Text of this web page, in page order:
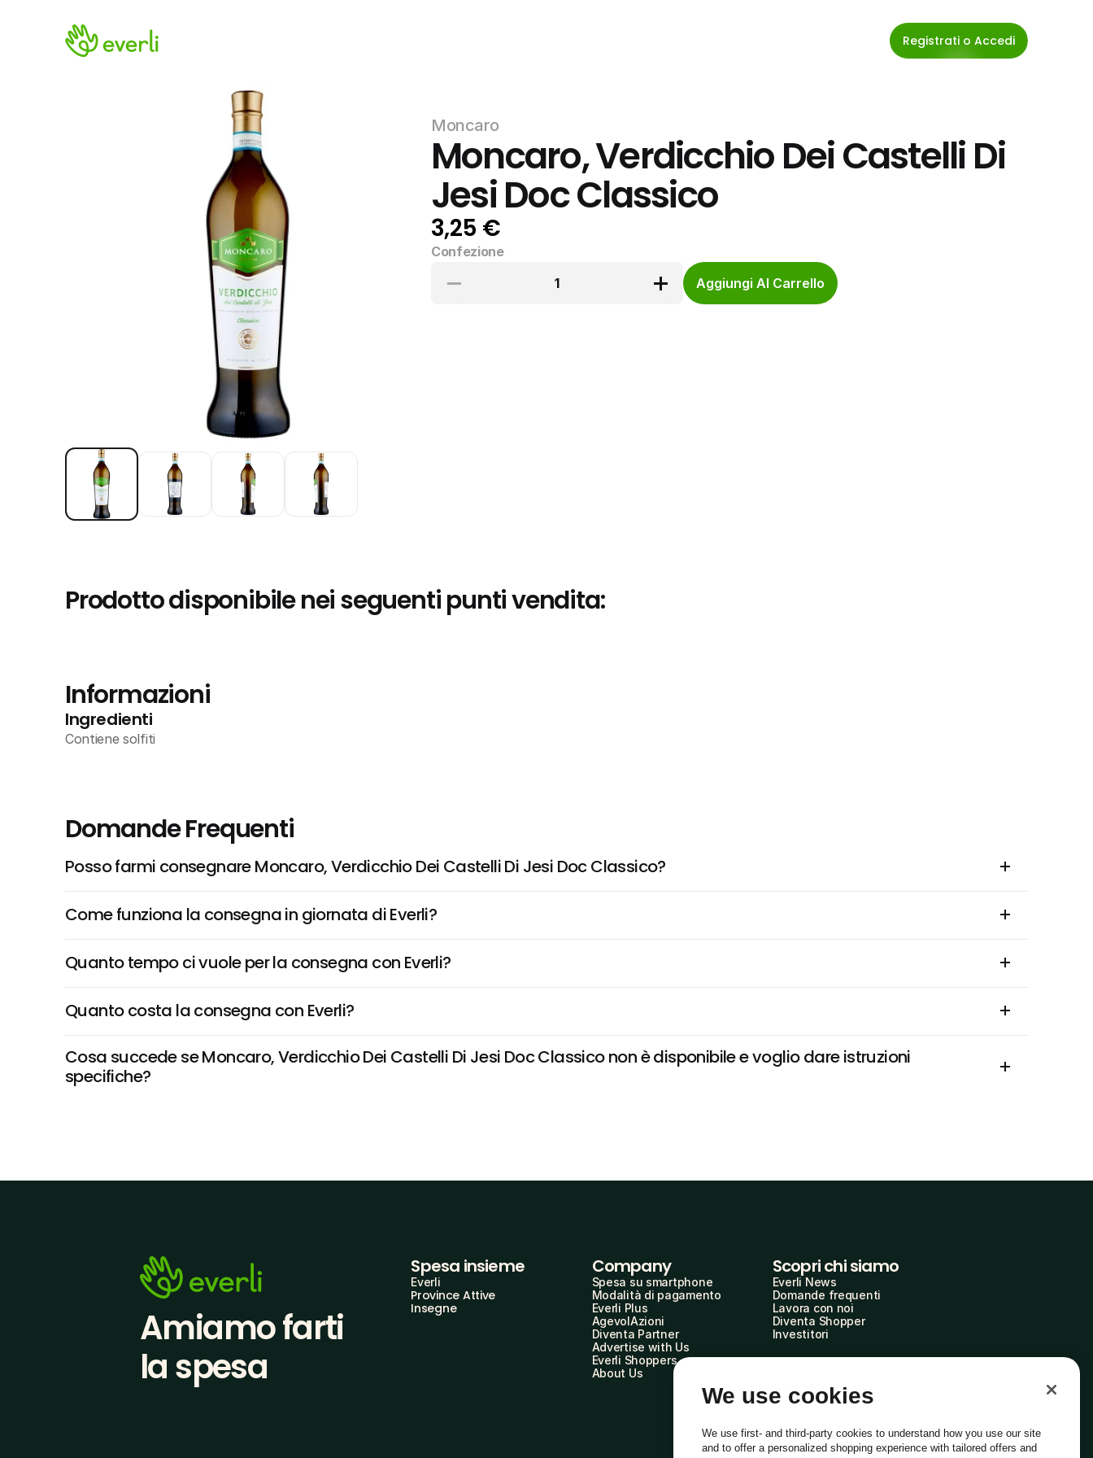
Registrati o Accedi
Moncaro
Moncaro, Verdicchio Dei Castelli Di
Jesi Doc Classico
3,25 €
Confezione
1
Aggiungi Al Carrello
Prodotto disponibile nei seguenti punti vendita:
Informazioni
Ingredienti
Contiene solfiti
Domande Frequenti
Posso farmi consegnare Moncaro, Verdicchio Dei Castelli Di Jesi Doc Classico?
Come funziona la consegna in giornata di Everli?
Quanto tempo ci vuole per la consegna con Everli?
Quanto costa la consegna con Everli?
Cosa succede se Moncaro, Verdicchio Dei Castelli Di Jesi Doc Classico non è disponibile e voglio dare istruzioni
specifiche?
Amiamo farti
la spesa
Spesa insieme
Everli
Province Attive
Insegne
Company
Spesa su smartphone
Modalità di pagamento
Everli Plus
AgevolAzioni
Diventa Partner
Advertise with Us
Everli Shoppers
About Us
Scopri chi siamo
Everli News
Domande frequenti
Lavora con noi
Diventa Shopper
Investitori
We use cookies
We use first- and third-party cookies to understand how you use our site
and to offer a personalized shopping experience with tailored offers and